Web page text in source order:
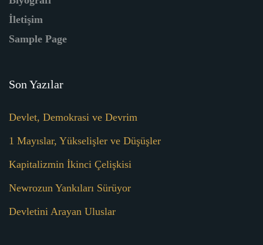
İletişim
Sample Page
Son Yazılar
Devlet, Demokrasi ve Devrim
1 Mayıslar, Yükselişler ve Düşüşler
Kapitalizmin İkinci Çelişkisi
Newrozun Yankıları Sürüyor
Devletini Arayan Uluslar